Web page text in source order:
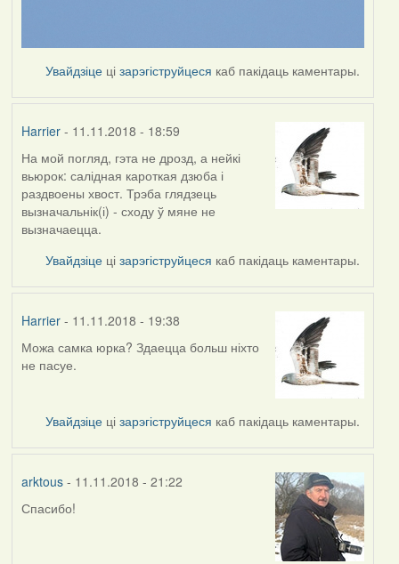
Увайдзіце цізарэгіструйцеся каб пакідаць каментары.
Harrier- 11.11.2018 - 18:59
In
reply
to
by
arktous
На мой погляд, гэта не дрозд, а нейкі
вьюрок: салідная кароткая дзюба і
раздвоены хвост. Трэба глядзець
вызначальнік(і) - сходу ў мяне не
вызначаецца.
Увайдзіце цізарэгіструйцеся каб пакідаць каментары.
Harrier- 11.11.2018 - 19:38
In
reply
Harrier
Можа самка юрка? Здаецца больш ніхто
не пасуе.
Увайдзіце цізарэгіструйцеся каб пакідаць каментары.
arktous- 11.11.2018 - 21:22
In
Спасибо!